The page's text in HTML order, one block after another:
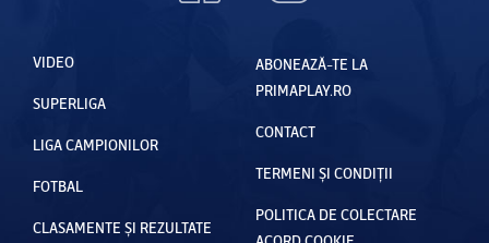
VIDEO
SUPERLIGA
LIGA CAMPIONILOR
FOTBAL
CLASAMENTE ȘI REZULTATE
ABONEAZĂ-TE LA
PRIMAPLAY.RO
CONTACT
TERMENI ȘI CONDIȚII
POLITICA DE COLECTARE